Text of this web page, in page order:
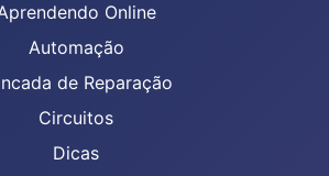
Online
Automação
de Reparação
Circuitos
Dicas